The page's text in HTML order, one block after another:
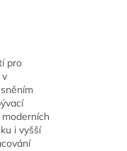
pro
i vyšší